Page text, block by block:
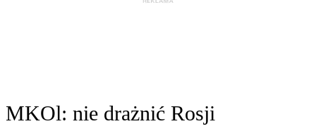
MKOl: nie drażnić Rosji